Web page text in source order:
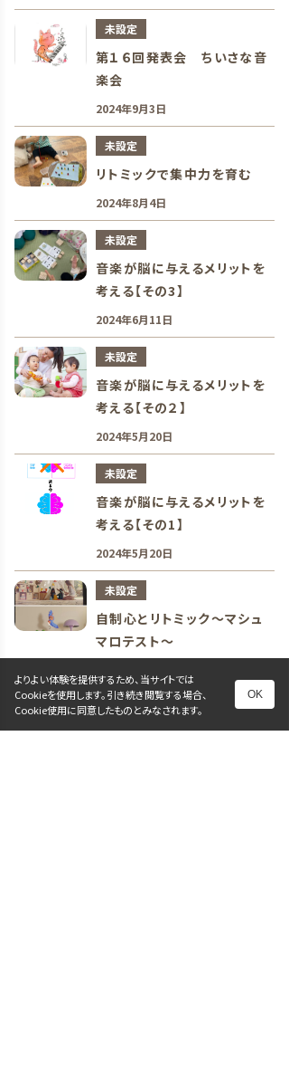
未設定
第１６回発表会 ちいさな音
楽会
2024年9月3日
未設定
リトミックで集中力を育む
2024年8月4日
未設定
音楽が脳に与えるメリットを
考える【その3】
2024年6月11日
未設定
音楽が脳に与えるメリットを
考える【その２】
2024年5月20日
未設定
音楽が脳に与えるメリットを
考える【その1】
2024年5月20日
未設定
自制心とリトミック～マシュ
マロテスト～
未設定
ステージでリトミックを披露
よりよい体験を提供するため、当サイトでは
Cookieを使用します。引き続き閲覧する場合、
Cookie使用に同意したものとみなされます。
OK